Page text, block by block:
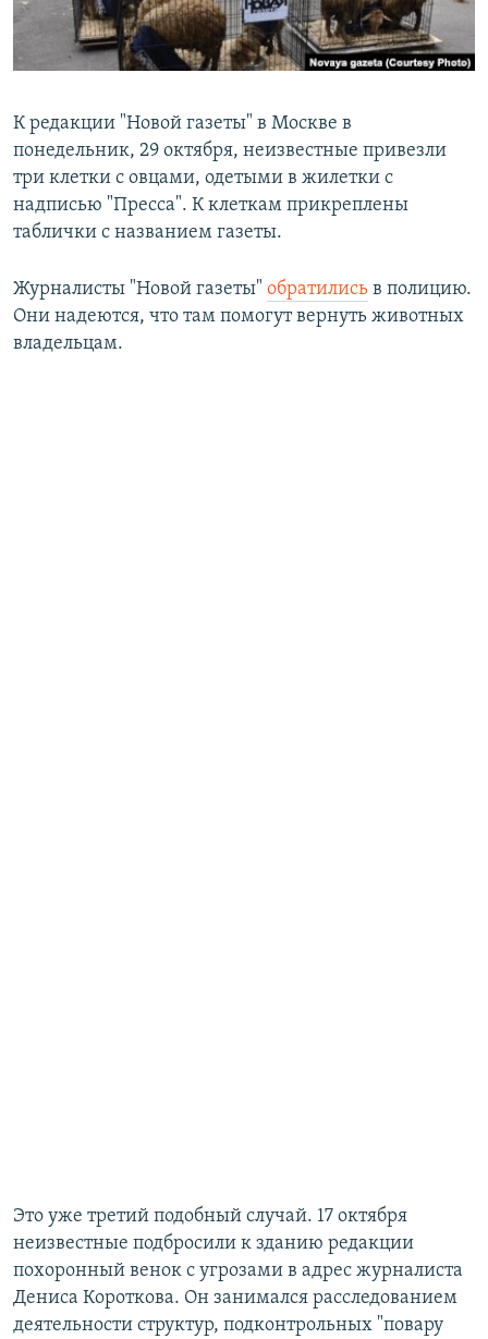
К редакции "Новой газеты" в Москве в
понедельник, 29 октября, неизвестные привезли
три клетки с овцами, одетыми в жилетки с
надписью "Пресса". К клеткам прикреплены
таблички с названием газеты.
Журналисты "Новой газеты" обратились в полицию.
Они надеются, что там помогут вернуть животных
владельцам.
Это уже третий подобный случай. 17 октября
неизвестные подбросили к зданию редакции
похоронный венок с угрозами в адрес журналиста
Дениса Короткова. Он занимался расследованием
деятельности структур, подконтрольных "повару